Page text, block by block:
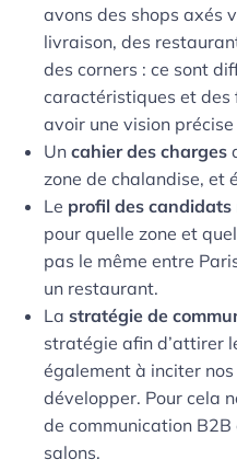
avons des shops axés
livraison, des
des corners : ce sont
caractéristiques et des
avoir une vision
Un cahier des charges
zone de chalandise, et
Le profil des candidats
pour quelle zone et
pas le même entre
un restaurant.
La stratégie de
stratégie afin d’attirer
également à inciter
développer. Pour cela
de communication
salons.